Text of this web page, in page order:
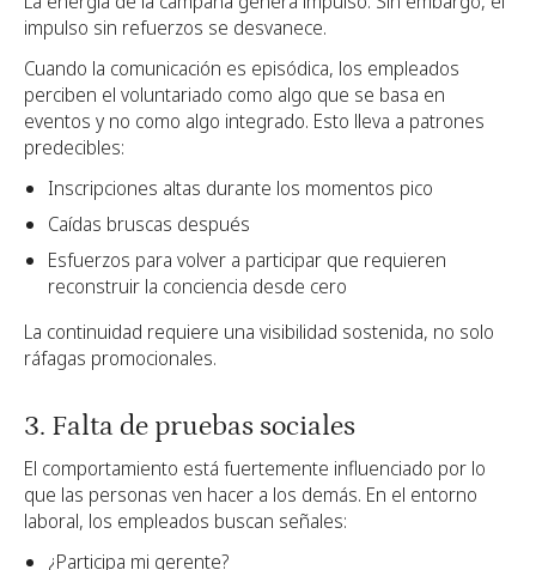
impulso sin refuerzos se desvanece.
Cuando la comunicación es episódica, los empleados
perciben el voluntariado como algo que se basa en
eventos y no como algo integrado. Esto lleva a patrones
predecibles:
Inscripciones altas durante los momentos pico
Caídas bruscas después
Esfuerzos para volver a participar que requieren
reconstruir la conciencia desde cero
La continuidad requiere una visibilidad sostenida, no solo
ráfagas promocionales.
3. Falta de pruebas sociales
El comportamiento está fuertemente influenciado por lo
que las personas ven hacer a los demás. En el entorno
laboral, los empleados buscan señales:
¿Participa mi gerente?